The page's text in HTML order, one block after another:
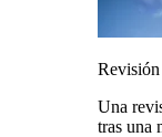
Una
tras una